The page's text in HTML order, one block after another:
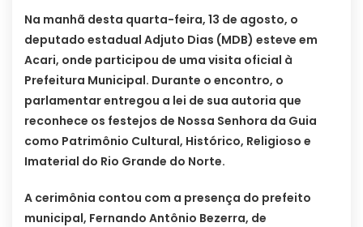
Na manhã desta quarta-feira, 13 de agosto, o
deputado estadual Adjuto Dias (MDB) esteve em
Acari, onde participou de uma visita oficial à
Prefeitura Municipal. Durante o encontro, o
parlamentar entregou a lei de sua autoria que
reconhece os festejos de Nossa Senhora da Guia
como Patrimônio Cultural, Histórico, Religioso e
Imaterial do Rio Grande do Norte.
A cerimônia contou com a presença do prefeito
municipal, Fernando Antônio Bezerra, de